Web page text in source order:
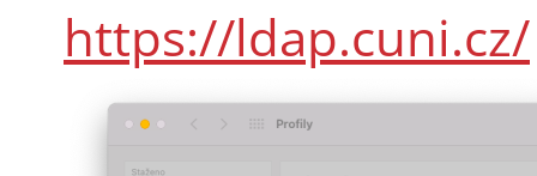
https://ldap.cuni.cz/